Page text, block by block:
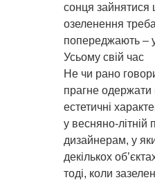
сонця зайнятися
озеленення треба
попереджають –
Усьому свій час
Не чи рано
прагне одержати
естетичні
у весняно-
дизайнерам, у
декількох
тоді, коли